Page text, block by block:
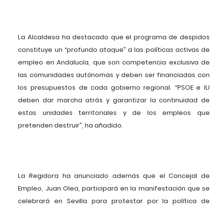
La Alcaldesa ha destacado que el programa de despidos
constituye un “profundo ataque” a las políticas activas de
empleo en Andalucía, que son competencia exclusiva de
las comunidades autónomas y deben ser financiadas con
los presupuestos de cada gobierno regional. “PSOE e IU
deben dar marcha atrás y garantizar la continuidad de
estas unidades territoriales y de los empleos que
pretenden destruir”, ha añadido.
La Regidora ha anunciado además que el Concejal de
Empleo, Juan Olea, participará en la manifestación que se
celebrará en Sevilla para protestar por la política de